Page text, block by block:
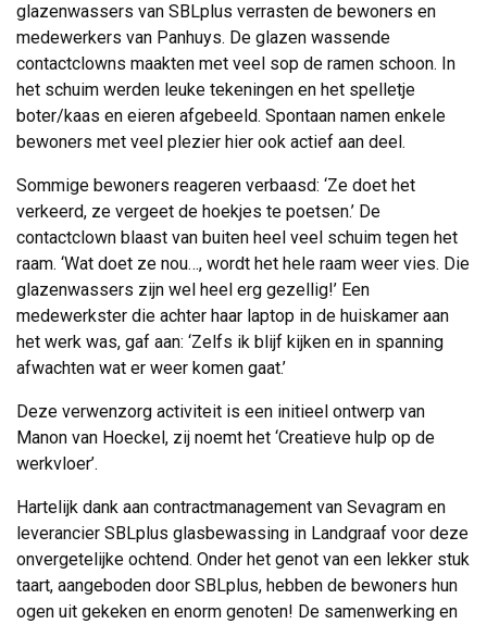
glazenwassers van SBLplus verrasten de bewoners en
medewerkers van Panhuys. De glazen wassende
contactclowns maakten met veel sop de ramen schoon. In
het schuim werden leuke tekeningen en het spelletje
boter/kaas en eieren afgebeeld. Spontaan namen enkele
bewoners met veel plezier hier ook actief aan deel.
Sommige bewoners reageren verbaasd: ‘Ze doet het
verkeerd, ze vergeet de hoekjes te poetsen.’ De
contactclown blaast van buiten heel veel schuim tegen het
raam. ‘Wat doet ze nou…, wordt het hele raam weer vies. Die
glazenwassers zijn wel heel erg gezellig!’ Een
medewerkster die achter haar laptop in de huiskamer aan
het werk was, gaf aan: ‘Zelfs ik blijf kijken en in spanning
afwachten wat er weer komen gaat.’
Deze verwenzorg activiteit is een initieel ontwerp van
Manon van Hoeckel, zij noemt het ‘Creatieve hulp op de
werkvloer’.
Hartelijk dank aan contractmanagement van Sevagram en
leverancier SBLplus glasbewassing in Landgraaf voor deze
onvergetelijke ochtend. Onder het genot van een lekker stuk
taart, aangeboden door SBLplus, hebben de bewoners hun
ogen uit gekeken en enorm genoten! De samenwerking en